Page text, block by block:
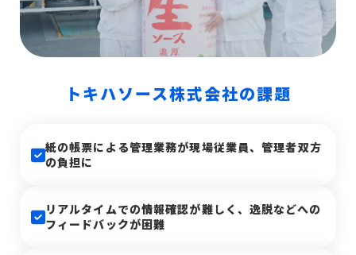
トキハソース株式会社の課題
紙の帳票による管理業務が現場従業員、管理者双方
の負担に
リアルタイムでの情報確認が難しく、逸脱などへの
フィードバックが困難